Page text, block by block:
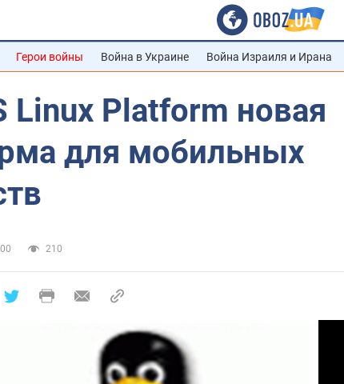
Герои войны Война в Украине Война Израиля и Ирана
Linux Platform новая
для мобильных
210